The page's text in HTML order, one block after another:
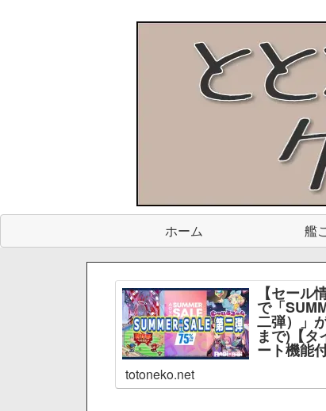
ホーム 艦
【セール
で「
二弾）」
まで)【タ
ート機能
totoneko.net